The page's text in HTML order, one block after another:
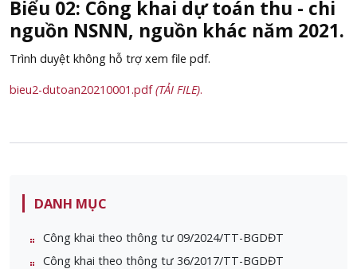
Biểu 02: Công khai dự toán thu - chi
nguồn NSNN, nguồn khác năm 2021.
Trình duyệt không hỗ trợ xem file pdf.
bieu2-dutoan20210001.pdf(TẢI FILE).
DANH MỤC
Công khai theo thông tư 09/2024/TT-BGDĐT
Công khai theo thông tư 36/2017/TT-BGDĐT